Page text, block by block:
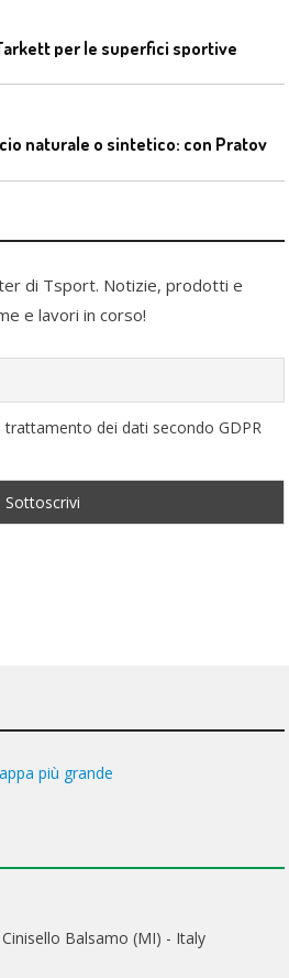
per le superfici sportive
di Tsport. Notizie, prodotti e
e lavori in corso!
dei dati secondo GDPR
Balsamo (MI) - Italy